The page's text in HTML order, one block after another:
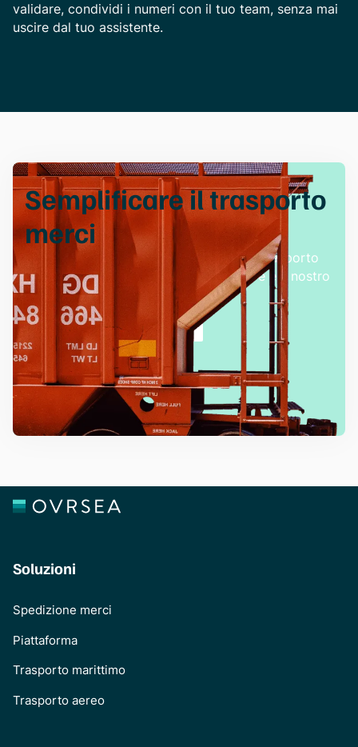
validare, condividi i numeri con il tuo team, senza mai
uscire dal tuo assistente.
Semplificare il trasporto
merci
Scoprite una gestione semplificata del trasporto
merci con le nostre soluzioni innovative e il nostro
team di supporto dedicato.
Richiedete una demo
Soluzioni
Spedizione merci
Piattaforma
Trasporto marittimo
Trasporto aereo